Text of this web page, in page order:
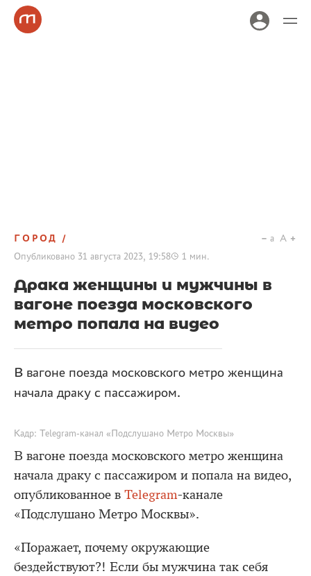
ГОРОД
Опубликовано 31 августа 2023, 19:58 1 мин.
a A
Драка женщины и мужчины в
вагоне поезда московского
метро попала на видео
В вагоне поезда московского метро женщина
начала драку с пассажиром.
Кадр: Telegram-канал «Подслушано Метро Москвы»
В вагоне поезда московского метро женщина
начала драку с пассажиром и попала на видео,
опубликованное в Telegram-канале
«Подслушано Метро Москвы».
«Поражает, почему окружающие
бездействуют?! Если бы мужчина так себя